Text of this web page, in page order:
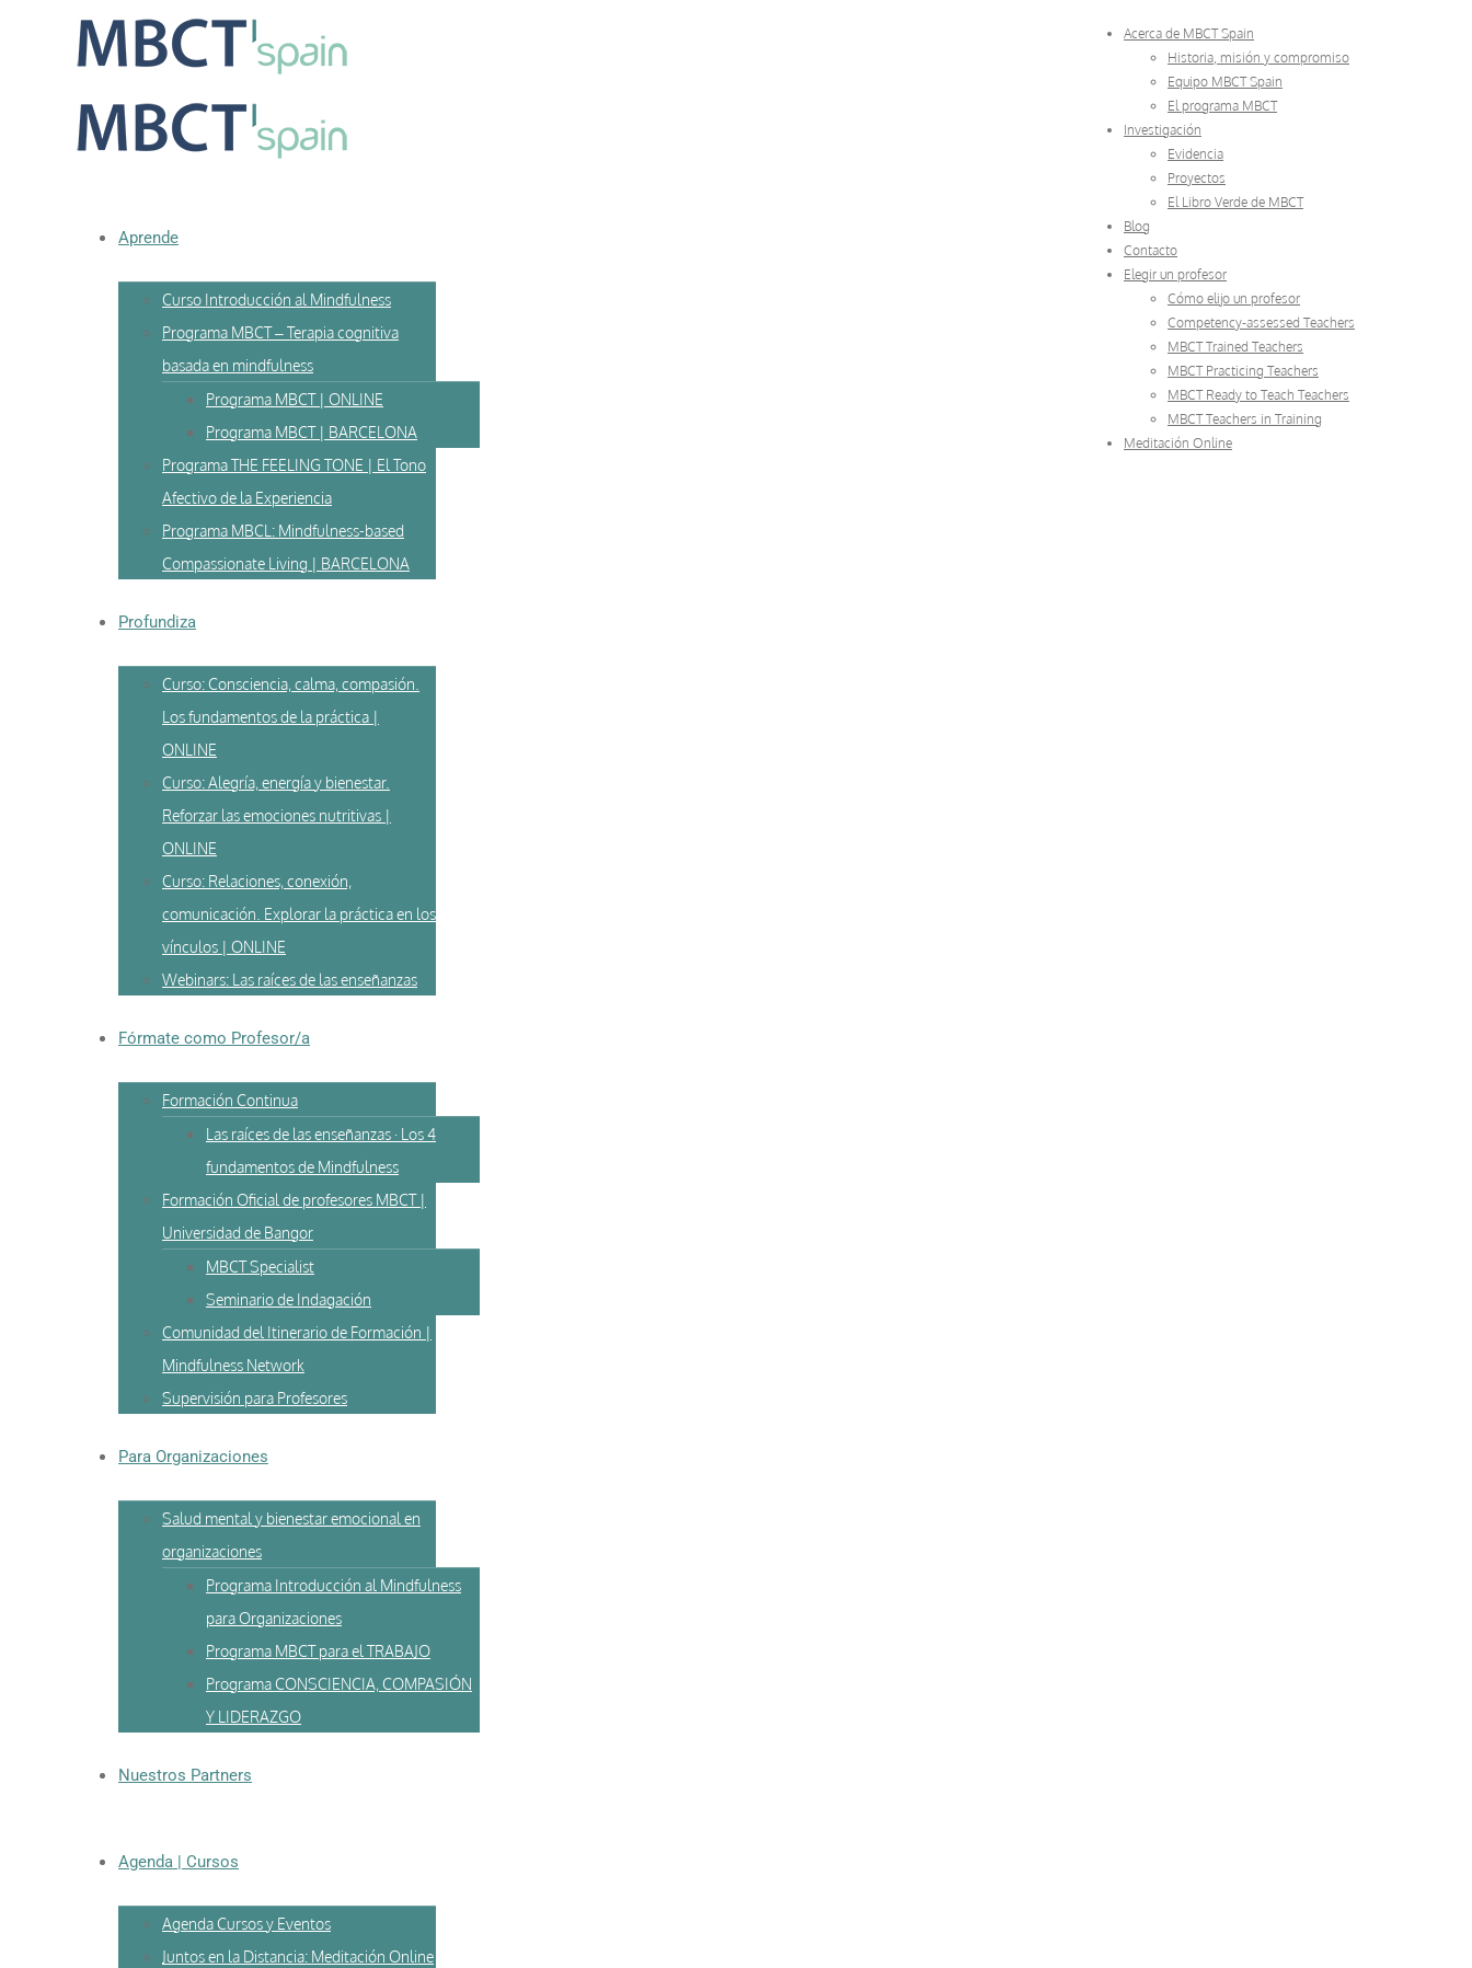
Acerca de MBCT Spain
Historia, misión y compromiso
Equipo MBCT Spain
El programa MBCT
Investigación
Evidencia
Proyectos
El Libro Verde de MBCT
Blog
Contacto
Elegir un profesor
Cómo elijo un profesor
Competency-assessed Teachers
MBCT Trained Teachers
MBCT Practicing Teachers
MBCT Ready to Teach Teachers
MBCT Teachers in Training
Meditación Online
Aprende
Curso Introducción al Mindfulness
Programa MBCT – Terapia cognitiva
basada en mindfulness
Programa MBCT | ONLINE
Programa MBCT | BARCELONA
Programa THE FEELING TONE | El Tono
Afectivo de la Experiencia
Programa MBCL: Mindfulness-based
Compassionate Living | BARCELONA
Profundiza
Curso: Consciencia, calma, compasión.
Los fundamentos de la práctica |
ONLINE
Curso: Alegría, energía y bienestar.
Reforzar las emociones nutritivas |
ONLINE
Curso: Relaciones, conexión,
comunicación. Explorar la práctica en los
vínculos | ONLINE
Webinars: Las raíces de las enseñanzas
Fórmate como Profesor/a
Formación Continua
Las raíces de las enseñanzas · Los 4
fundamentos de Mindfulness
Formación Oficial de profesores MBCT |
Universidad de Bangor
MBCT Specialist
Seminario de Indagación
Comunidad del Itinerario de Formación |
Mindfulness Network
Supervisión para Profesores
Para Organizaciones
Salud mental y bienestar emocional en
organizaciones
Programa Introducción al Mindfulness
para Organizaciones
Programa MBCT para el TRABAJO
Programa CONSCIENCIA, COMPASIÓN
Y LIDERAZGO
Nuestros Partners
Agenda | Cursos
Agenda Cursos y Eventos
Juntos en la Distancia: Meditación Online